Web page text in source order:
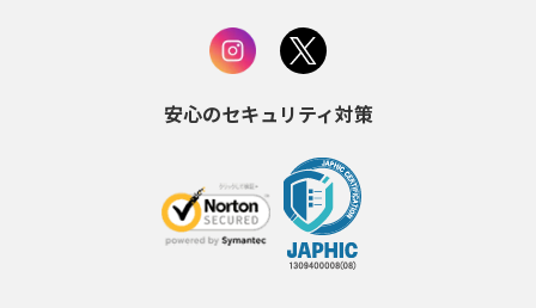
安心のセキュリティ対策